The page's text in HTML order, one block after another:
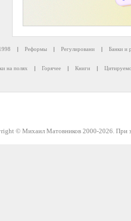
| Реформы | Регулировани | Банки и
на полях | Горячее | Книги |
© Михаил Матовников 2000-2026. При